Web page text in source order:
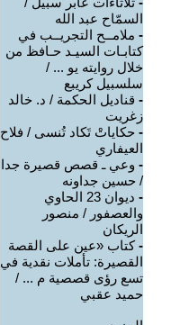
السمّاح عبد الله
- ملامــح التجريــب في
كتابـات السيـد حـافظ من
خلال روايته يو ... /
سلسبيل كريبع
- قناديل الحكمة / د. خالد
زغريت
- حكاياتْ تَكاد تُنسى / فلاح
العيفاري
- وعي ـ قصص قصيرة جدا
/ حسين جداونه
-
ديوان 23 الحاوي
والعصفور / منصور
الريكان
-كتاب «عين على القصة
القصيرة: تأملات نقدية في
تسع رؤى قصصية م ... /
حميد عقبي